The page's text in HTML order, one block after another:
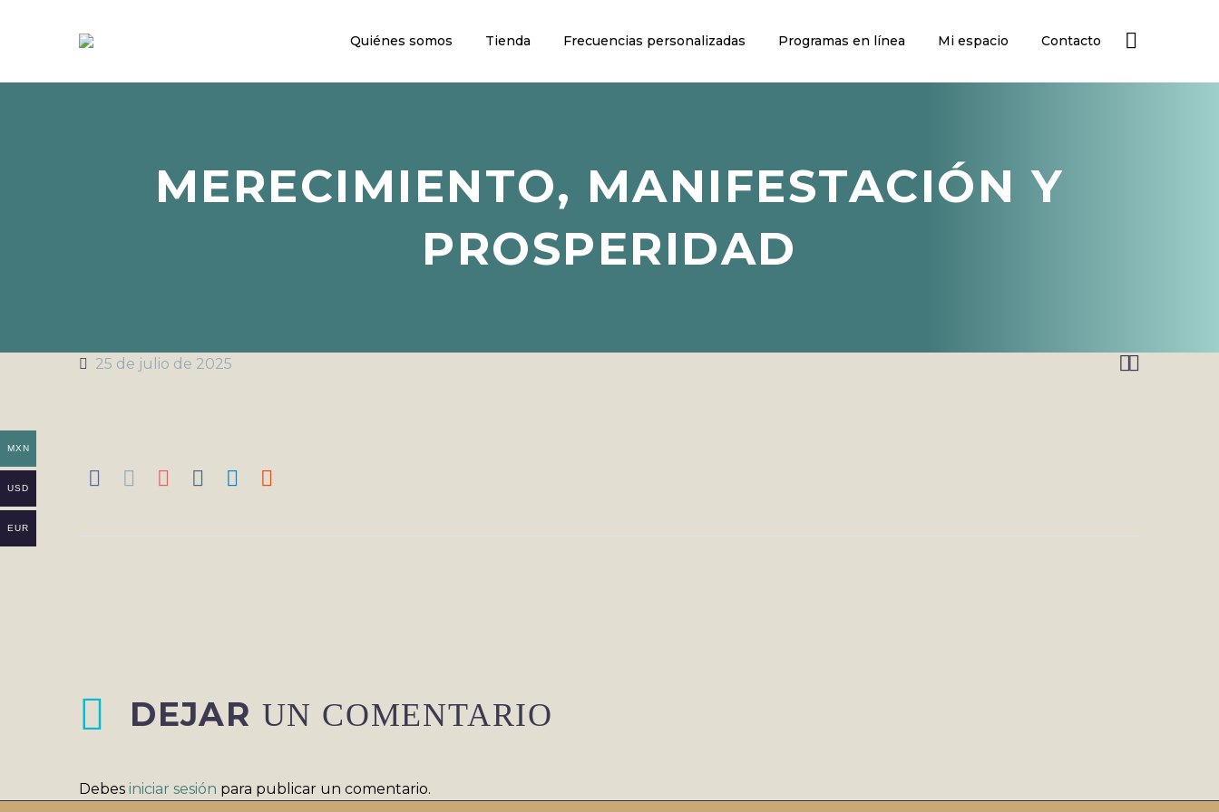
Quiénes somos Tienda Frecuencias personalizadas Programas en línea Mi espacio Contacto
MERECIMIENTO, MANIFESTACIÓN Y
PROSPERIDAD

25 de julio de 2025
DEJAR UN COMENTARIO
Debes iniciar sesión para publicar un comentario.
MXN
USD
EUR